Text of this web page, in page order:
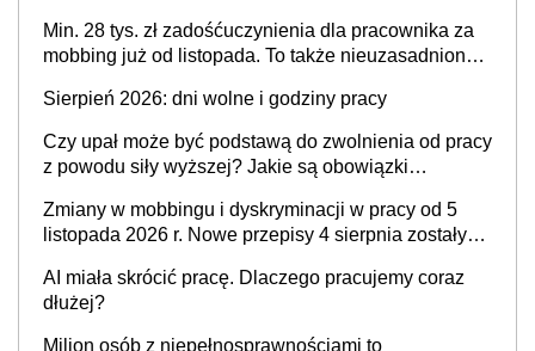
Min. 28 tys. zł zadośćuczynienia dla pracownika za
mobbing już od listopada. To także nieuzasadniona
Sierpień 2026: dni wolne i godziny pracy
Czy upał może być podstawą do zwolnienia od pracy
z powodu siły wyższej? Jakie są obowiązki
Zmiany w mobbingu i dyskryminacji w pracy od 5
listopada 2026 r. Nowe przepisy 4 sierpnia zostały
AI miała skrócić pracę. Dlaczego pracujemy coraz
dłużej?
Milion osób z niepełnosprawnościami to